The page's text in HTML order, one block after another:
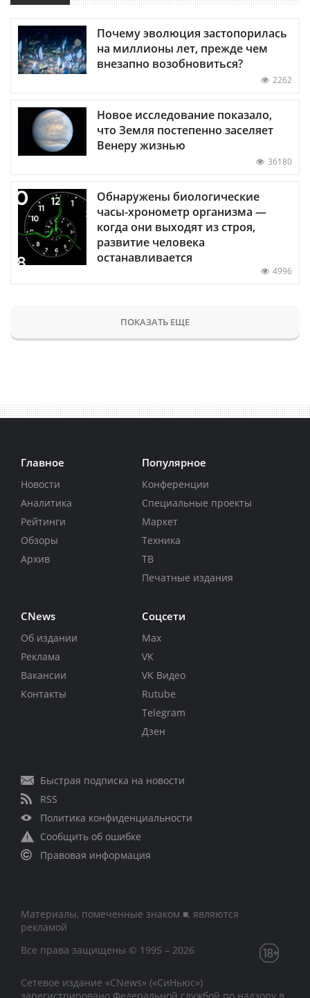
Почему эволюция застопорилась
на миллионы лет, прежде чем
внезапно возобновиться?
2262
Новое исследование показало,
что Земля постепенно заселяет
Венеру жизнью
36180
Обнаружены биологические
часы-хронометр организма —
когда они выходят из строя,
развитие человека
останавливается
4996
ПОКАЗАТЬ ЕЩЕ
Главное
Новости
Аналитика
Рейтинги
Обзоры
Архив
Популярное
Конференции
Специальные проекты
Маркет
Техника
ТВ
Печатные издания
CNews
Об издании
Реклама
Вакансии
Контакты
Соцсети
Max
VK
VK Видео
Rutube
Telegram
Дзен
Быстрая подписка на новости
RSS
Политика конфиденциальности
Сообщить об ошибке
Правовая информация
Материалы, помеченные знаком ■, являются
рекламой
Все права защищены © 1995 – 2026
Сетевое издание «CNews» («СиНьюс»)